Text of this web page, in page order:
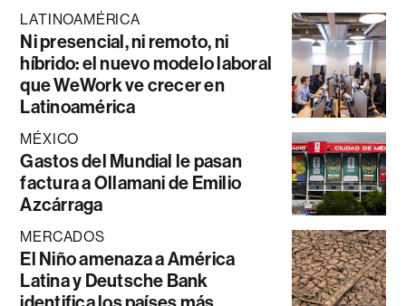
LATINOAMÉRICA
Ni presencial, ni remoto, ni
híbrido: el nuevo modelo laboral
que WeWork ve crecer en
Latinoamérica
MÉXICO
Gastos del Mundial le pasan
factura a Ollamani de Emilio
Azcárraga
MERCADOS
El Niño amenaza a América
Latina y Deutsche Bank